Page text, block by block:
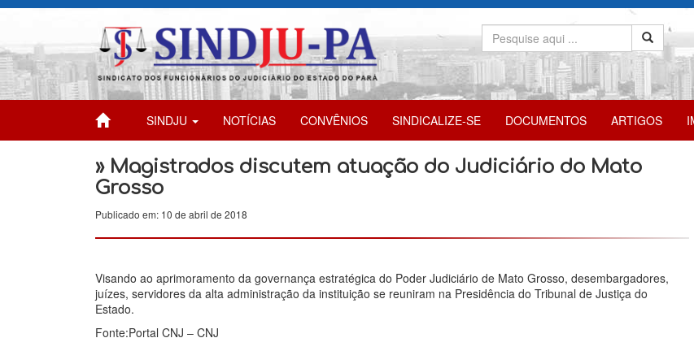
SINDJU NOTÍCIAS CONVÊNIOS SINDICALIZE-SE DOCUMENTOS ARTIGOS
» Magistrados discutem atuação do Judiciário do Mato
Grosso
Publicado em: 10 de abril de 2018
Visando ao aprimoramento da governança estratégica do Poder Judiciário de Mato Grosso, desembargadores,
juízes, servidores da alta administração da instituição se reuniram na Presidência do Tribunal de Justiça do
Estado.
Fonte:Portal CNJ – CNJ